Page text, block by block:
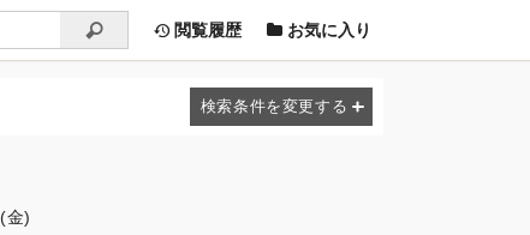
閲覧履歴 お気に入り
金)